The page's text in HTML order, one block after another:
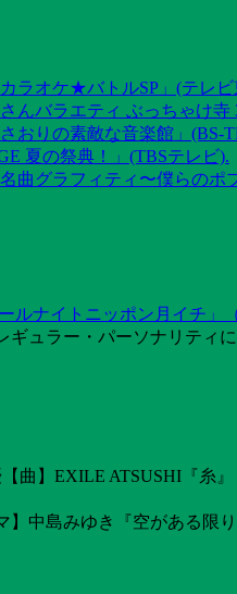
ラオケ★バトルSP」(テレ
んバラエティ ぶっちゃけ
おりの素敵な音楽館」(BS-
夏の祭典！」(TBSテレビ).
曲グラフィティ〜僕らのポ
ルナイトニッポン月イチ」（
ュラー・パーソナリティ
曲】EXILE ATSUSHI『糸
中島みゆき『空がある限り